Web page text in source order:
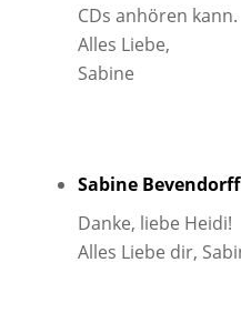
CDs anhören kann.
Alles Liebe,
Sabine
Sabine Bevendorff
Danke, liebe Heidi!
Alles Liebe dir,